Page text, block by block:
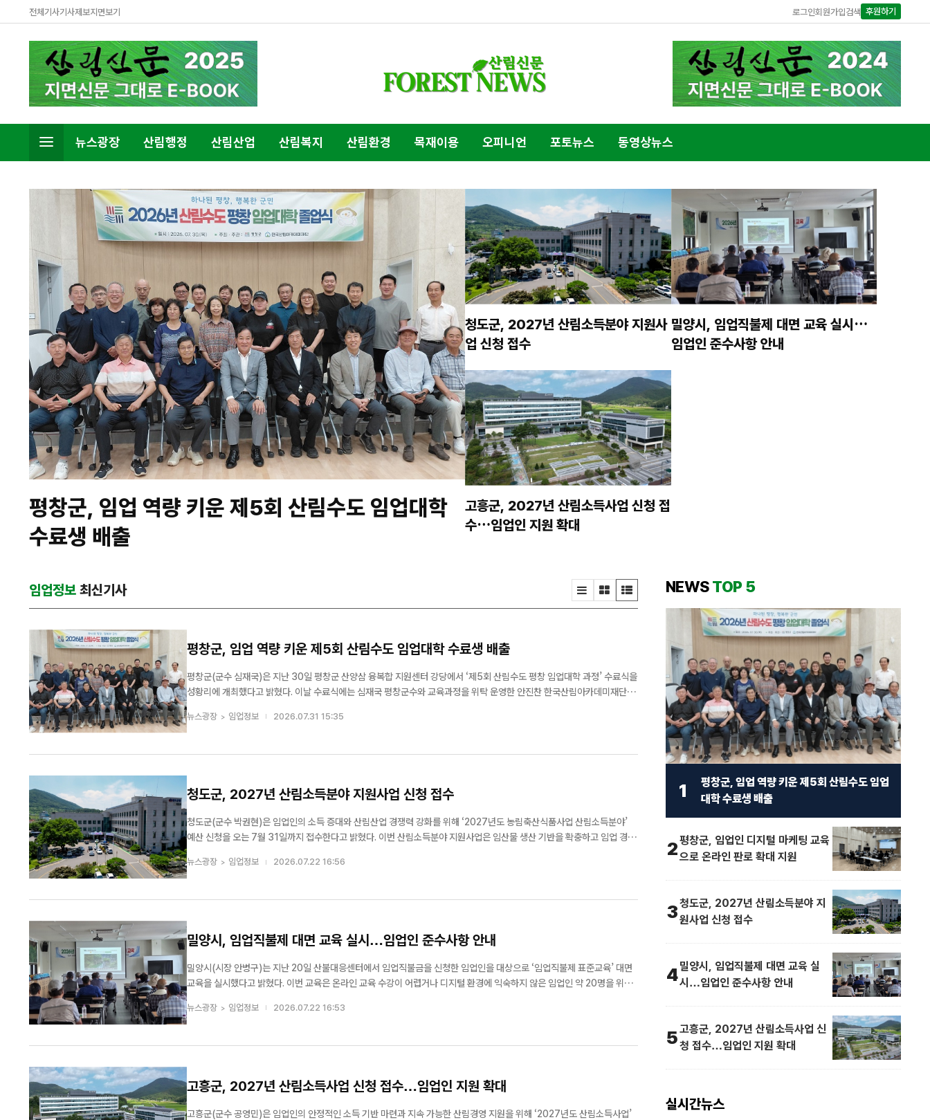
전체기사기사제보지면보기 로그인회원가입검색 후원하기
뉴스광장 산림행정 산림산업 산림복지 산림환경 목재이용 오피니언 포토뉴스 동영상뉴스
평창군, 임업 역량 키운 제5회 산림수도 임업대학
수료생 배출
청도군, 2027년 산림소득분야 지원사
업 신청 접수
밀양시, 임업직불제 대면 교육 실시…
임업인 준수사항 안내
고흥군, 2027년 산림소득사업 신청 접
수…임업인 지원 확대
임업정보 최신기사
평창군, 임업 역량 키운 제5회 산림수도 임업대학 수료생 배출
평창군(군수 심재국)은 지난 30일 평창군 산양삼 융복합 지원센터 강당에서 ‘제5회 산림수도 평창 임업대학 과정’ 수료식을
성황리에 개최했다고 밝혔다. 이날 수료식에는 심재국 평창군수와 교육과정을 위탁 운영한 안진찬 한국산림아카데미재단 이
작성, 수목 생장과 생리, 접목·삽목 기술, ...
뉴스광장 임업정보 2026.07.31 15:35
청도군, 2027년 산림소득분야 지원사업 신청 접수
청도군(군수 박권현)은 임업인의 소득 증대와 산림산업 경쟁력 강화를 위해 ‘2027년도 농림축산식품사업 산림소득분야’
예산 신청을 오는 7월 31일까지 접수한다고 밝혔다. 이번 산림소득분야 지원사업은 임산물 생산 기반을 확충하고 임업 경영
요 사업 내용은 △산림작물생산단지 조성(산림버섯 ...
뉴스광장 임업정보 2026.07.22 16:56
밀양시, 임업직불제 대면 교육 실시…임업인 준수사항 안내
밀양시(시장 안병구)는 지난 20일 산불대응센터에서 임업직불금을 신청한 임업인을 대상으로 ‘임업직불제 표준교육’ 대면
교육을 실시했다고 밝혔다. 이번 교육은 온라인 교육 수강이 어렵거나 디지털 환경에 익숙하지 않은 임업인 약 20명을 위해
사항 △공익직불제 시행 내용 등을 중심으로 안내했다....
뉴스광장 임업정보 2026.07.22 16:53
고흥군, 2027년 산림소득사업 신청 접수…임업인 지원 확대
고흥군(군수 공영민)은 임업인의 안정적인 소득 기반 마련과 지속 가능한 산림경영 지원을 위해 ‘2027년도 산림소득사업’
NEWSTOP 5
1
평창군, 임업 역량 키운 제5회 산림수도 임업
대학 수료생 배출
2평창군, 임업인 디지털 마케팅 교육
으로 온라인 판로 확대 지원
3청도군, 2027년 산림소득분야 지
원사업 신청 접수
4밀양시, 임업직불제 대면 교육 실
시…임업인 준수사항 안내
5고흥군, 2027년 산림소득사업 신
청 접수…임업인 지원 확대
실시간뉴스